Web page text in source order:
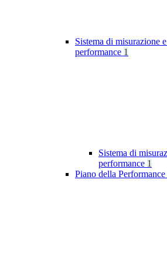
Sistema di misurazione
performance 1
Sistema di
performance 1
Piano della Performance